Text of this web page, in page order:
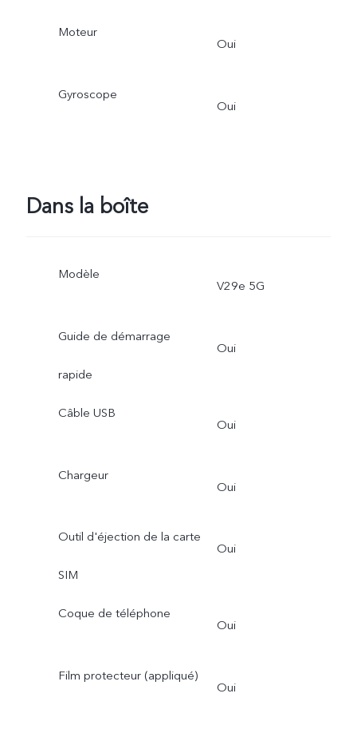
Moteur
Oui
Gyroscope
Oui
Dans la boîte
Modèle
V29e 5G
Guide de démarrage
rapide
Oui
Câble USB
Oui
Chargeur
Oui
Outil d'éjection de la carte
SIM
Oui
Coque de téléphone
Oui
Film protecteur (appliqué)
Oui